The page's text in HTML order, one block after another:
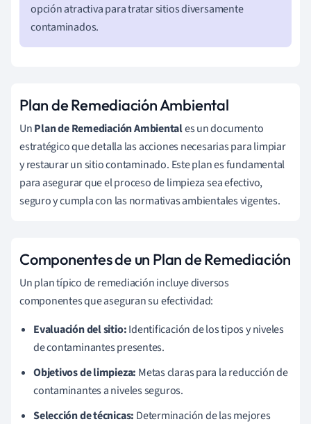
opción atractiva para tratar sitios diversamente
contaminados.
Plan de Remediación Ambiental
UnPlan de Remediación Ambientales un documento
estratégico que detalla las acciones necesarias para limpiar
y restaurar un sitio contaminado. Este plan es fundamental
para asegurar que el proceso de limpieza sea efectivo,
seguro y cumpla con las normativas ambientales vigentes.
Componentes de un Plan de Remediación
Un plan típico de remediación incluye diversos
componentes que aseguran su efectividad:
Evaluación del sitio:Identificación de los tipos y niveles
de contaminantes presentes.
Objetivos de limpieza: Metas claras para la reducción de
contaminantes a niveles seguros.
Selección de técnicas: Determinación de las mejores